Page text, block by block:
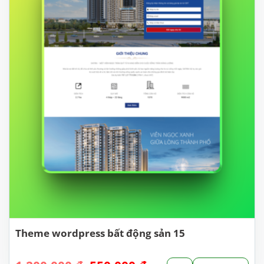
Theme wordpress bất động sản 15